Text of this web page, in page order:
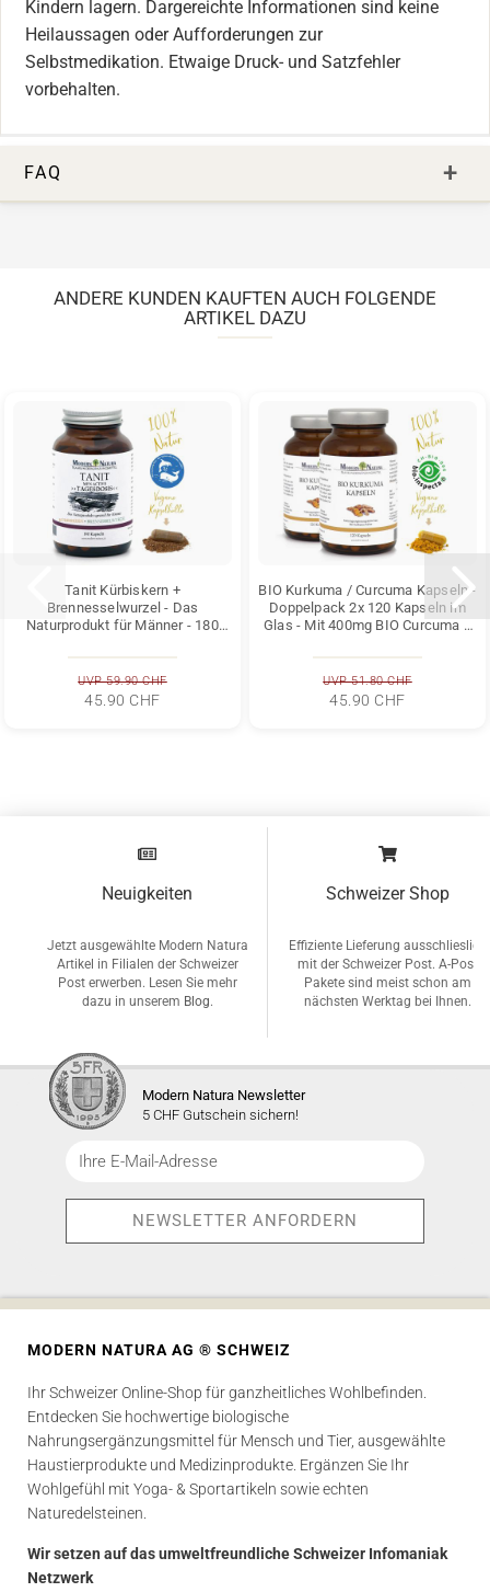
Kindern lagern. Dargereichte Informationen sind keine
Heilaussagen oder Aufforderungen zur
Selbstmedikation. Etwaige Druck- und Satzfehler
vorbehalten.
FAQ
ANDERE KUNDEN KAUFTEN AUCH FOLGENDE
ARTIKEL DAZU
Tanit Kürbiskern +
Brennesselwurzel - Das
Naturprodukt für Männer - 180
UVP 59.90 CHF
45.90 CHF
BIO Kurkuma / Curcuma Kapseln -
Doppelpack 2x 120 Kapseln im
Glas - Mit 400mg BIO Curcuma +
UVP 51.80 CHF
45.90 CHF
Neuigkeiten
Jetzt ausgewählte Modern Natura
Artikel in Filialen der Schweizer
Post erwerben. Lesen Sie mehr
dazu in unserem Blog.
Schweizer Shop
Effiziente Lieferung ausschlieslich
mit der Schweizer Post. A-Post
Pakete sind meist schon am
nächsten Werktag bei Ihnen.
Modern Natura Newsletter
5 CHF Gutschein sichern!
MODERN NATURA AG ® SCHWEIZ
Ihr Schweizer Online-Shop für ganzheitliches Wohlbefinden.
Entdecken Sie hochwertige biologische
Nahrungsergänzungsmittel für Mensch und Tier, ausgewählte
Haustierprodukte und Medizinprodukte. Ergänzen Sie Ihr
Wohlgefühl mit Yoga- & Sportartikeln sowie echten
Naturedelsteinen.
Wir setzen auf das umweltfreundliche Schweizer Infomaniak
Netzwerk